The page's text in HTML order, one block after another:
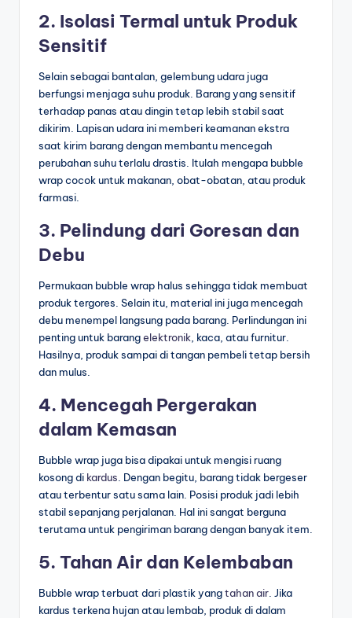
2. Isolasi Termal untuk Produk
Sensitif
Selain sebagai bantalan, gelembung udara juga
berfungsi menjaga suhu produk. Barang yang sensitif
terhadap panas atau dingin tetap lebih stabil saat
dikirim. Lapisan udara ini memberi keamanan ekstra
saat kirim barang dengan membantu mencegah
perubahan suhu terlalu drastis. Itulah mengapa bubble
wrap cocok untuk makanan, obat-obatan, atau produk
farmasi.
3. Pelindung dari Goresan dan
Debu
Permukaan bubble wrap halus sehingga tidak membuat
produk tergores. Selain itu, material ini juga mencegah
debu menempel langsung pada barang. Perlindungan ini
penting untuk barangelektronik, kaca, atau furnitur.
Hasilnya, produk sampai di tangan pembeli tetap bersih
dan mulus.
4. Mencegah Pergerakan
dalam Kemasan
Bubble wrap juga bisa dipakai untuk mengisi ruang
kosong di kardus. Dengan begitu, barang tidak bergeser
atau terbentur satu sama lain. Posisi produk jadi lebih
stabil sepanjang perjalanan. Hal ini sangat berguna
terutama untuk pengiriman barang dengan banyak item.
5. Tahan Air dan Kelembaban
Bubble wrap terbuat dari plastik yangtahan air. Jika
kardus terkena hujan atau lembab, produk di dalam